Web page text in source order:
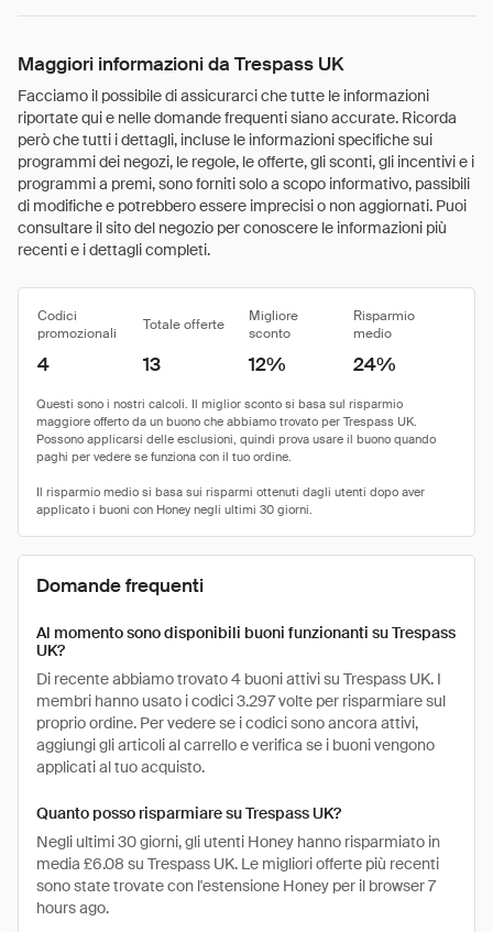
Maggiori informazioni da Trespass UK
Facciamo il possibile di assicurarci che tutte le informazioni
riportate qui e nelle domande frequenti siano accurate. Ricorda
però che tutti i dettagli, incluse le informazioni specifiche sui
programmi dei negozi, le regole, le offerte, gli sconti, gli incentivi e i
programmi a premi, sono forniti solo a scopo informativo, passibili
di modifiche e potrebbero essere imprecisi o non aggiornati. Puoi
consultare il sito del negozio per conoscere le informazioni più
recenti e i dettagli completi.
Codici
promozionali
Totale offerte
Migliore
sconto
Risparmio
medio
4 13 12% 24%
Domande frequenti
Al momento sono disponibili buoni funzionanti su Trespass
UK?
Di recente abbiamo trovato 4 buoni attivi su Trespass UK. I
membri hanno usato i codici 3.297 volte per risparmiare sul
proprio ordine. Per vedere se i codici sono ancora attivi,
aggiungi gli articoli al carrello e verifica se i buoni vengono
applicati al tuo acquisto.
Quanto posso risparmiare su Trespass UK?
Negli ultimi 30 giorni, gli utenti Honey hanno risparmiato in
media £6.08 su Trespass UK. Le migliori offerte più recenti
sono state trovate con l'estensione Honey per il browser 7
hours ago.